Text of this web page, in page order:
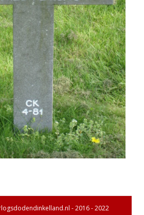
- 2016 - 2022